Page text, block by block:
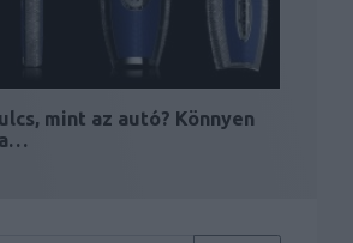
mint az autó? Könnyen